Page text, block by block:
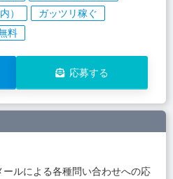
）
ガッツリ稼ぐ
料
応募する
ルによる各種問い合わせへの応